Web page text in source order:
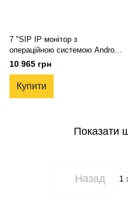
7 "SIP IP монітор з
операційною системою Android
(DHI-VTH5321GW-W)
10 965 грн
Купити
Показати
Назад 1